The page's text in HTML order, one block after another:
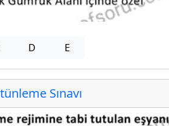
D E
Sınavı